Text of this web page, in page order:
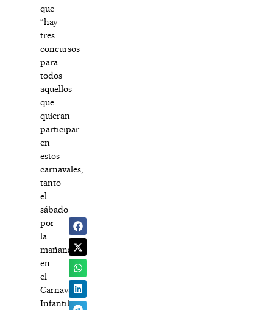
que
“hay
tres
concursos
para
todos
aquellos
que
quieran
participar
en
estos
carnavales,
tanto
el
sábado
por
la
mañana
en
el
Carnaval
Infantil,